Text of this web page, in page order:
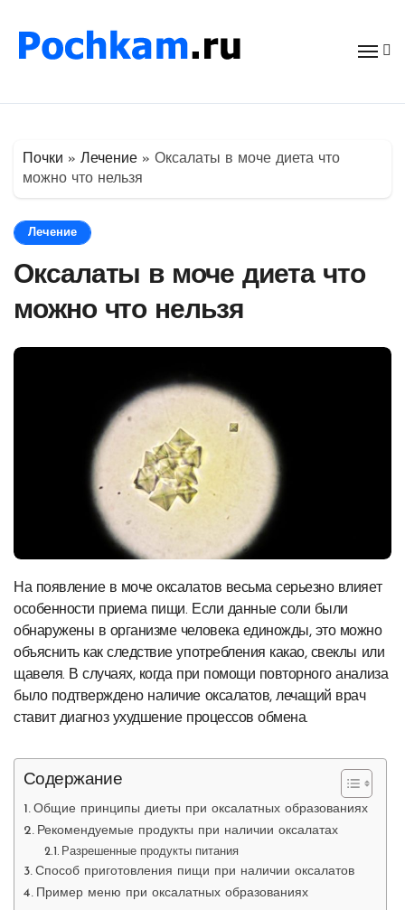
содержимому
Почки » Лечение » Оксалаты в моче диета что
можно что нельзя
Лечение
Оксалаты в моче диета что
можно что нельзя
На появление в моче оксалатов весьма серьезно влияет
особенности приема пищи. Если данные соли были
обнаружены в организме человека единожды, это можно
объяснить как следствие употребления какао, свеклы или
щавеля. В случаях, когда при помощи повторного анализа
было подтверждено наличие оксалатов, лечащий врач
ставит диагноз ухудшение процессов обмена.
Содержание
Общие принципы диеты при оксалатных образованиях
Рекомендуемые продукты при наличии оксалатах
Разрешенные продукты питания
Способ приготовления пищи при наличии оксалатов
Пример меню при оксалатных образованиях